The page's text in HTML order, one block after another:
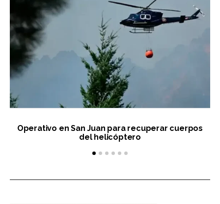
Operativo en San Juan para recuperar cuerpos
del helicóptero